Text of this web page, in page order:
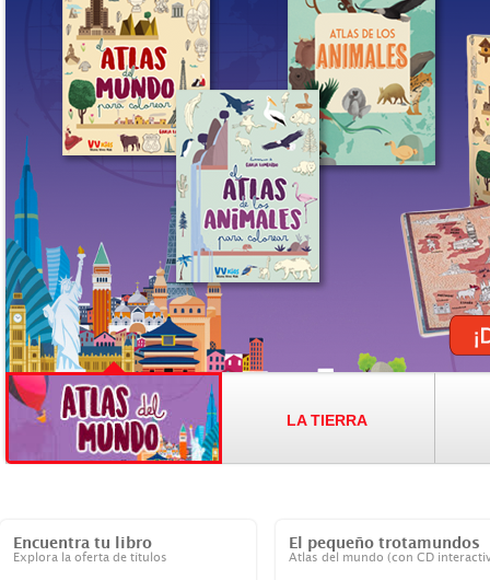
LA TIERRA
Encuentra tu libro
Explora la oferta de títulos
El pequeño trotamundos
Atlas del mundo (con CD